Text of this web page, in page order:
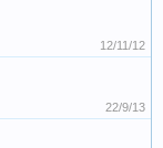
12/11/12
22/9/13